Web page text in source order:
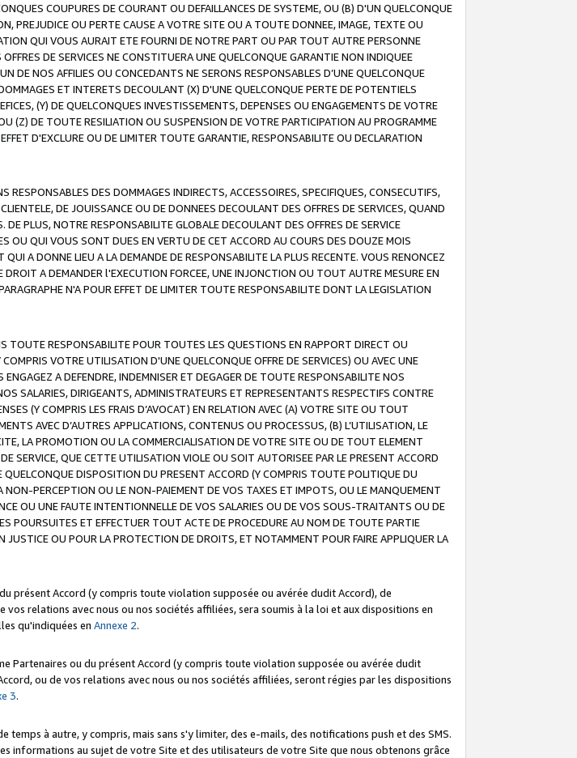
COUPURES DE COURANT OU DEFAILLANCES DE SYSTEME, OU (B) D'UN QUELCONQUE
PREJUDICE OU PERTE CAUSE A VOTRE SITE OU A TOUTE DONNEE, IMAGE, TEXTE OU
QUI VOUS AURAIT ETE FOURNI DE NOTRE PART OU PAR TOUT AUTRE PERSONNE
DE SERVICES NE CONSTITUERA UNE QUELCONQUE GARANTIE NON INDIQUEE
DE NOS AFFILIES OU CONCEDANTS NE SERONS RESPONSABLES D’UNE QUELCONQUE
ET INTERETS DECOULANT (X) D'UNE QUELCONQUE PERTE DE POTENTIELS
(Y) DE QUELCONQUES INVESTISSEMENTS, DEPENSES OU ENGAGEMENTS DE VOTRE
(Z) DE TOUTE RESILIATION OU SUSPENSION DE VOTRE PARTICIPATION AU PROGRAMME
D'EXCLURE OU DE LIMITER TOUTE GARANTIE, RESPONSABILITE OU DECLARATION
DES DOMMAGES INDIRECTS, ACCESSOIRES, SPECIFIQUES, CONSECUTIFS,
DE JOUISSANCE OU DE DONNEES DECOULANT DES OFFRES DE SERVICES, QUAND
PLUS, NOTRE RESPONSABILITE GLOBALE DECOULANT DES OFFRES DE SERVICE
OU QUI VOUS SONT DUES EN VERTU DE CET ACCORD AU COURS DES DOUZE MOIS
A DONNE LIEU A LA DEMANDE DE RESPONSABILITE LA PLUS RECENTE. VOUS RENONCEZ
A DEMANDER l'EXECUTION FORCEE, UNE INJONCTION OU TOUT AUTRE MESURE EN
N'A POUR EFFET DE LIMITER TOUTE RESPONSABILITE DONT LA LEGISLATION
TOUTE RESPONSABILITE POUR TOUTES LES QUESTIONS EN RAPPORT DIRECT OU
VOTRE UTILISATION D'UNE QUELCONQUE OFFRE DE SERVICES) OU AVEC UNE
A DEFENDRE, INDEMNISER ET DEGAGER DE TOUTE RESPONSABILITE NOS
SALARIES, DIRIGEANTS, ADMINISTRATEURS ET REPRESENTANTS RESPECTIFS CONTRE
(Y COMPRIS LES FRAIS D’AVOCAT) EN RELATION AVEC (A) VOTRE SITE OU TOUT
AVEC D’AUTRES APPLICATIONS, CONTENUS OU PROCESSUS, (B) L’UTILISATION, LE
LA PROMOTION OU LA COMMERCIALISATION DE VOTRE SITE OU DE TOUT ELEMENT
SERVICE, QUE CETTE UTILISATION VIOLE OU SOIT AUTORISEE PAR LE PRESENT ACCORD
DISPOSITION DU PRESENT ACCORD (Y COMPRIS TOUTE POLITIQUE DU
PERCEPTION OU LE NON-PAIEMENT DE VOS TAXES ET IMPOTS, OU LE MANQUEMENT
OU UNE FAUTE INTENTIONNELLE DE VOS SALARIES OU DE VOS SOUS-TRAITANTS OU DE
POURSUITES ET EFFECTUER TOUT ACTE DE PROCEDURE AU NOM DE TOUTE PARTIE
JUSTICE OU POUR LA PROTECTION DE DROITS, ET NOTAMMENT POUR FAIRE APPLIQUER LA
présent Accord (y compris toute violation supposée ou avérée dudit Accord), de
relations avec nous ou nos sociétés affiliées, sera soumis à la loi et aux dispositions en
qu'indiquées en Annexe 2.
Partenaires ou du présent Accord (y compris toute violation supposée ou avérée dudit
ou de vos relations avec nous ou nos sociétés affiliées, seront régies par les dispositions
3.
à autre, y compris, mais sans s'y limiter, des e-mails, des notifications push et des SMS.
informations au sujet de votre Site et des utilisateurs de votre Site que nous obtenons grâce